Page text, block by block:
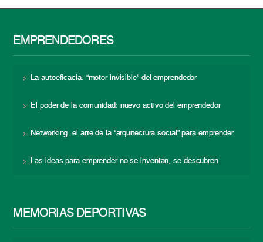
EMPRENDEDORES
La autoeficacia: “motor invisible” del emprendedor
El poder de la comunidad: nuevo activo del emprendedor
Networking: el arte de la “arquitectura social” para emprender
Las ideas para emprender no se inventan, se descubren
MEMORIAS DEPORTIVAS